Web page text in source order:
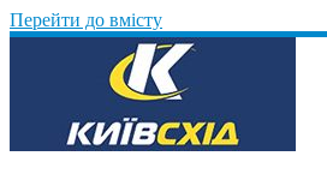
Перейти до вмісту